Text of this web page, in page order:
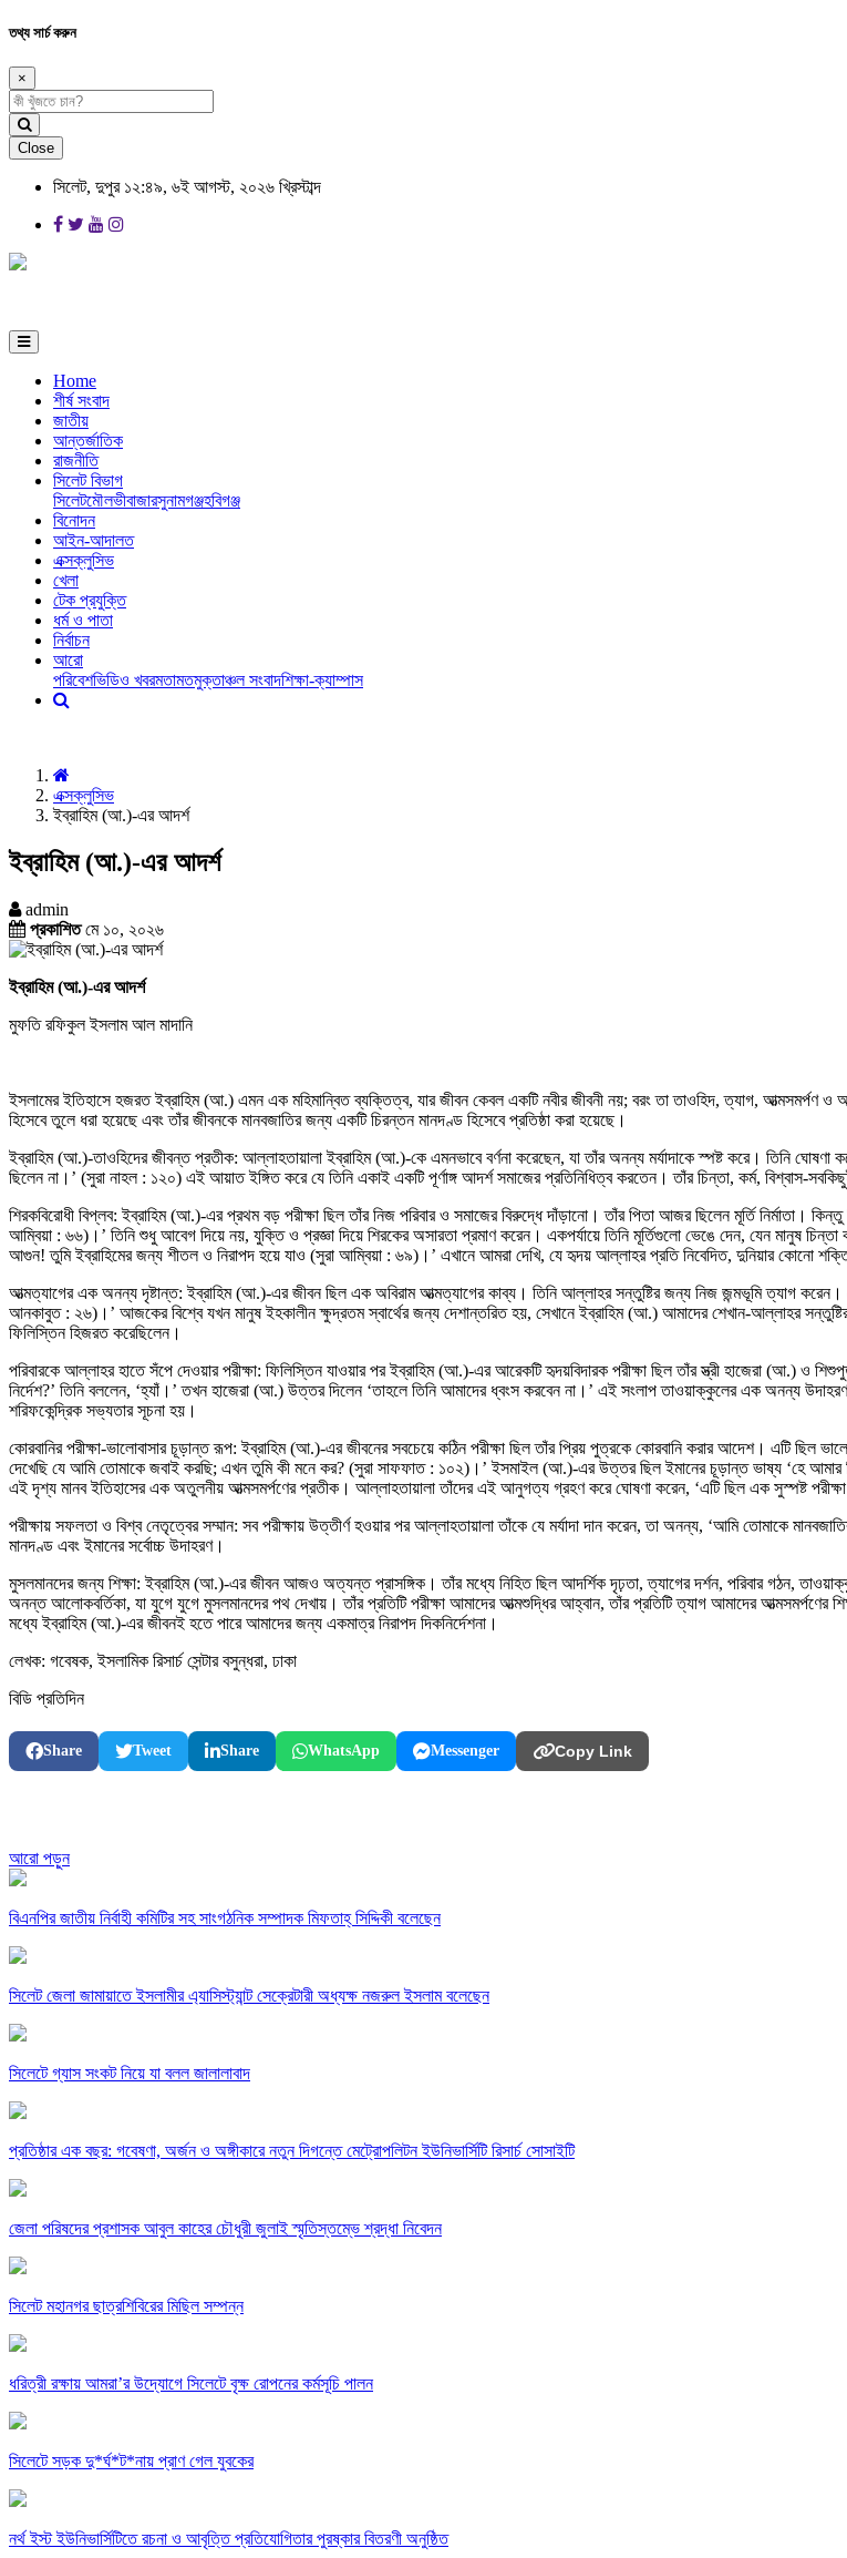
তথ্য সার্চ করুন
×
Close
সিলেট, দুপুর ১২:৪৯, ৬ই আগস্ট, ২০২৬ খ্রিস্টাব্দ
Home
শীর্ষ সংবাদ
জাতীয়
আন্তর্জাতিক
রাজনীতি
সিলেট বিভাগ
সিলেটমৌলভীবাজারসুনামগঞ্জহবিগঞ্জ
বিনোদন
আইন-আদালত
এক্সক্লুসিভ
খেলা
টেক প্রযুক্তি
ধর্ম ও পাতা
নির্বাচন
আরো
পরিবেশভিডিও খবরমতামতমুক্তাঞ্চল সংবাদশিক্ষা-ক্যাম্পাস
এক্সক্লুসিভ
ইব্রাহিম (আ.)-এর আদর্শ
ইব্রাহিম (আ.)-এর আদর্শ
admin
প্রকাশিতমে ১০, ২০২৬
ইব্রাহিম (আ.)-এর আদর্শ
মুফতি রফিকুল ইসলাম আল মাদানি
ইসলামের ইতিহাসে হজরত ইব্রাহিম (আ.) এমন এক মহিমান্বিত ব্যক্তিত্ব, যার জীবন কেবল একটি নবীর জীবনী নয়; বরং তা তাওহিদ, ত্যাগ, আত্মসমর্পণ
হিসেবে তুলে ধরা হয়েছে এবং তাঁর জীবনকে মানবজাতির জন্য একটি চিরন্তন মানদণ্ড হিসেবে প্রতিষ্ঠা করা হয়েছে।
ইব্রাহিম (আ.)-তাওহিদের জীবন্ত প্রতীক: আল্লাহতায়ালা ইব্রাহিম (আ.)-কে এমনভাবে বর্ণনা করেছেন, যা তাঁর অনন্য মর্যাদাকে স্পষ্ট করে। তিনি
ছিলেন না।’ (সুরা নাহল : ১২০) এই আয়াত ইঙ্গিত করে যে তিনি একাই একটি পূর্ণাঙ্গ আদর্শ সমাজের প্রতিনিধিত্ব করতেন। তাঁর চিন্তা, কর্ম, বিশ্বাস-
শিরকবিরোধী বিপ্লব: ইব্রাহিম (আ.)-এর প্রথম বড় পরীক্ষা ছিল তাঁর নিজ পরিবার ও সমাজের বিরুদ্ধে দাঁড়ানো। তাঁর পিতা আজর ছিলেন মূর্তি নির্মাতা।
আম্বিয়া : ৬৬)।’ তিনি শুধু আবেগ দিয়ে নয়, যুক্তি ও প্রজ্ঞা দিয়ে শিরকের অসারতা প্রমাণ করেন। একপর্যায়ে তিনি মূর্তিগুলো ভেঙে দেন, যেন মানুষ
আগুন! তুমি ইব্রাহিমের জন্য শীতল ও নিরাপদ হয়ে যাও (সুরা আম্বিয়া : ৬৯)।’ এখানে আমরা দেখি, যে হৃদয় আল্লাহর প্রতি নিবেদিত, দুনিয়ার কোনো
আত্মত্যাগের এক অনন্য দৃষ্টান্ত: ইব্রাহিম (আ.)-এর জীবন ছিল এক অবিরাম আত্মত্যাগের কাব্য। তিনি আল্লাহর সন্তুষ্টির জন্য নিজ জন্মভূমি ত্যাগ
আনকাবুত : ২৬)।’ আজকের বিশ্বে যখন মানুষ ইহকালীন ক্ষুদ্রতম স্বার্থের জন্য দেশান্তরিত হয়, সেখানে ইব্রাহিম (আ.) আমাদের শেখান-আল্লাহর
ফিলিস্তিন হিজরত করেছিলেন।
পরিবারকে আল্লাহর হাতে সঁপে দেওয়ার পরীক্ষা: ফিলিস্তিন যাওয়ার পর ইব্রাহিম (আ.)-এর আরেকটি হৃদয়বিদারক পরীক্ষা ছিল তাঁর স্ত্রী হাজেরা (আ.)
নির্দেশ?’ তিনি বললেন, ‘হ্যাঁ।’ তখন হাজেরা (আ.) উত্তর দিলেন ‘তাহলে তিনি আমাদের ধ্বংস করবেন না।’ এই সংলাপ তাওয়াক্কুলের এক অনন্য
শরিফকেন্দ্রিক সভ্যতার সূচনা হয়।
কোরবানির পরীক্ষা-ভালোবাসার চূড়ান্ত রূপ: ইব্রাহিম (আ.)-এর জীবনের সবচেয়ে কঠিন পরীক্ষা ছিল তাঁর প্রিয় পুত্রকে কোরবানি করার আদেশ। এটি ছিল
দেখেছি যে আমি তোমাকে জবাই করছি; এখন তুমি কী মনে কর? (সুরা সাফফাত : ১০২)।’ ইসমাইল (আ.)-এর উত্তর ছিল ইমানের চূড়ান্ত ভাষ্য ‘হে
এই দৃশ্য মানব ইতিহাসের এক অতুলনীয় আত্মসমর্পণের প্রতীক। আল্লাহতায়ালা তাঁদের এই আনুগত্য গ্রহণ করে ঘোষণা করেন, ‘এটি ছিল এক সুস্পষ্ট
পরীক্ষায় সফলতা ও বিশ্ব নেতৃত্বের সম্মান: সব পরীক্ষায় উত্তীর্ণ হওয়ার পর আল্লাহতায়ালা তাঁকে যে মর্যাদা দান করেন, তা অনন্য, ‘আমি তোমাকে
মানদণ্ড এবং ইমানের সর্বোচ্চ উদাহরণ।
মুসলমানদের জন্য শিক্ষা: ইব্রাহিম (আ.)-এর জীবন আজও অত্যন্ত প্রাসঙ্গিক। তাঁর মধ্যে নিহিত ছিল আদর্শিক দৃঢ়তা, ত্যাগের দর্শন, পরিবার গঠন,
অনন্ত আলোকবর্তিকা, যা যুগে যুগে মুসলমানদের পথ দেখায়। তাঁর প্রতিটি পরীক্ষা আমাদের আত্মশুদ্ধির আহ্বান, তাঁর প্রতিটি ত্যাগ আমাদের
মধ্যে ইব্রাহিম (আ.)-এর জীবনই হতে পারে আমাদের জন্য একমাত্র নিরাপদ দিকনির্দেশনা।
লেখক: গবেষক, ইসলামিক রিসার্চ সেন্টার বসুন্ধরা, ঢাকা
বিডি প্রতিদিন
Share Tweet Share WhatsApp Messenger Copy Link
আরো পড়ুন
বিএনপির জাতীয় নির্বাহী কমিটির সহ সাংগঠনিক সম্পাদক মিফতাহ্ সিদ্দিকী বলেছেন
সিলেট জেলা জামায়াতে ইসলামীর এ্যাসিস্ট্যান্ট সেক্রেটারী অধ্যক্ষ নজরুল ইসলাম বলেছেন
সিলেটে গ্যাস সংকট নিয়ে যা বলল জালালাবাদ
প্রতিষ্ঠার এক বছর: গবেষণা, অর্জন ও অঙ্গীকারে নতুন দিগন্তে মেট্রোপলিটন ইউনিভার্সিটি রিসার্চ সোসাইটি
জেলা পরিষদের প্রশাসক আবুল কাহের চৌধুরী জুলাই স্মৃতিস্তম্ভে শ্রদ্ধা নিবেদন
সিলেট মহানগর ছাত্রশিবিরের মিছিল সম্পন্ন
ধরিত্রী রক্ষায় আমরা’র উদ্যোগে সিলেটে বৃক্ষ রোপনের কর্মসূচি পালন
সিলেটে সড়ক দু*র্ঘ*ট*নায় প্রাণ গেল যুবকের
নর্থ ইস্ট ইউনিভার্সিটিতে রচনা ও আবৃত্তি প্রতিযোগিতার পুরষ্কার বিতরণী অনুষ্ঠিত